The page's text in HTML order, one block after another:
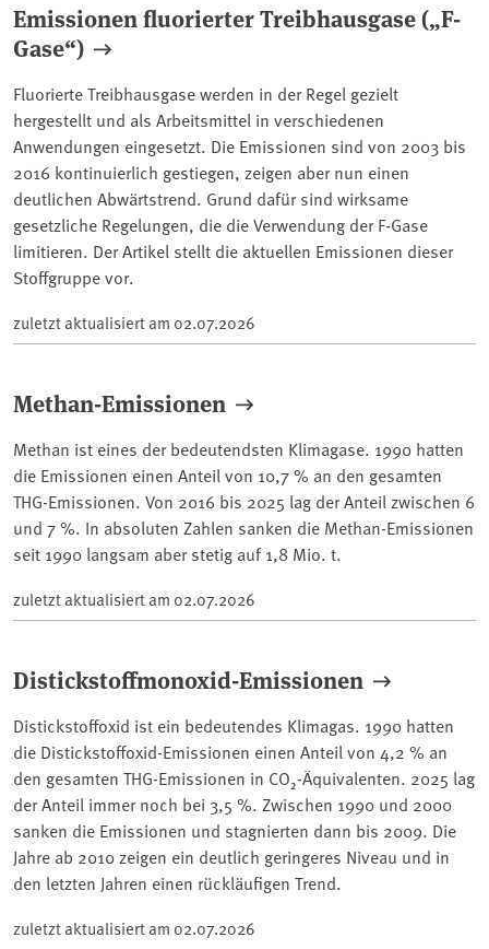
Emissionen fluorierter Treibhausgase („F-
Gase“)
Fluorierte Treibhausgase werden in der Regel gezielt
hergestellt und als Arbeitsmittel in verschiedenen
Anwendungen eingesetzt. Die Emissionen sind von 2003 bis
2016 kontinuierlich gestiegen, zeigen aber nun einen
deutlichen Abwärtstrend. Grund dafür sind wirksame
gesetzliche Regelungen, die die Verwendung der F-Gase
limitieren. Der Artikel stellt die aktuellen Emissionen dieser
Stoffgruppe vor.
zuletzt aktualisiert am 02.07.2026
Methan-Emissionen
Methan ist eines der bedeutendsten Klimagase. 1990 hatten
die Emissionen einen Anteil von 10,7 % an den gesamten
THG-Emissionen. Von 2016 bis 2025 lag der Anteil zwischen 6
und 7 %. In absoluten Zahlen sanken die Methan-Emissionen
seit 1990 langsam aber stetig auf 1,8 Mio. t.
zuletzt aktualisiert am 02.07.2026
Distickstoffmonoxid-Emissionen
Distickstoffoxid ist ein bedeutendes Klimagas. 1990 hatten
die Distickstoffoxid-Emissionen einen Anteil von 4,2 % an
den gesamten THG-Emissionen in CO₂-Äquivalenten. 2025 lag
der Anteil immer noch bei 3,5 %. Zwischen 1990 und 2000
sanken die Emissionen und stagnierten dann bis 2009. Die
Jahre ab 2010 zeigen ein deutlich geringeres Niveau und in
den letzten Jahren einen rückläufigen Trend.
zuletzt aktualisiert am 02.07.2026